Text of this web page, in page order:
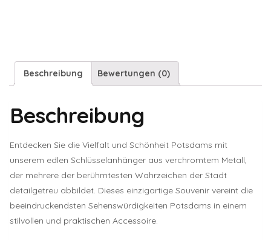
Beschreibung Bewertungen (0)
Beschreibung
Entdecken Sie die Vielfalt und Schönheit Potsdams mit
unserem edlen Schlüsselanhänger aus verchromtem Metall,
der mehrere der berühmtesten Wahrzeichen der Stadt
detailgetreu abbildet. Dieses einzigartige Souvenir vereint die
beeindruckendsten Sehenswürdigkeiten Potsdams in einem
stilvollen und praktischen Accessoire.